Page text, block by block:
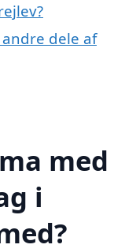
dele af
med
i